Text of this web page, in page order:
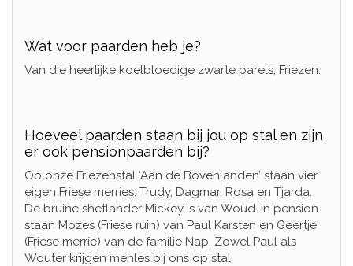
Wat voor paarden heb je?
Van die heerlijke koelbloedige zwarte parels, Friezen.
Hoeveel paarden staan bij jou op stal en zijn
er ook pensionpaarden bij?
Op onze Friezenstal ‘Aan de Bovenlanden’ staan vier
eigen Friese merries: Trudy, Dagmar, Rosa en Tjarda.
De bruine shetlander Mickey is van Woud. In pension
staan Mozes (Friese ruin) van Paul Karsten en Geertje
(Friese merrie) van de familie Nap. Zowel Paul als
Wouter krijgen menles bij ons op stal.